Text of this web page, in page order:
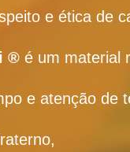
e ética de
® é um material
e atenção de